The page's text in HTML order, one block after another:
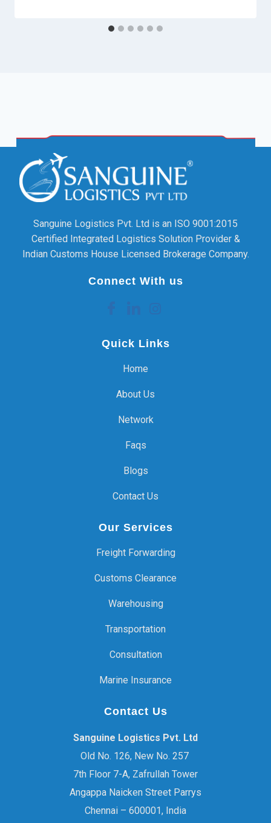
Sanguine Logistics Pvt. Ltd is an ISO 9001:2015
Certified Integrated Logistics Solution Provider &
Indian Customs House Licensed Brokerage Company.
Connect With us
Quick Links
Home
About Us
Network
Faqs
Blogs
Contact Us
Our Services
Freight Forwarding
Customs Clearance
Warehousing
Transportation
Consultation
Marine Insurance
Contact Us
Sanguine Logistics Pvt. Ltd
Old No. 126, New No. 257
7th Floor 7-A, Zafrullah Tower
Angappa Naicken Street Parrys
Chennai – 600001, India